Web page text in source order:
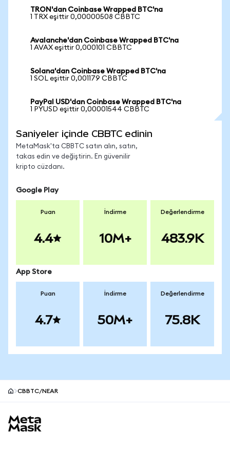
TRON'dan Coinbase Wrapped BTC'na
1 TRX eşittir 0,00000508 CBBTC
Avalanche'dan Coinbase Wrapped BTC'na
1 AVAX eşittir 0,000101 CBBTC
Solana'dan Coinbase Wrapped BTC'na
1 SOL eşittir 0,001179 CBBTC
PayPal USD'dan Coinbase Wrapped BTC'na
1 PYUSD eşittir 0,00001544 CBBTC
Saniyeler içinde CBBTC edinin
MetaMask'ta CBBTC satın alın, satın,
takas edin ve değiştirin. En güvenilir
kripto cüzdanı.
Google Play
Puan
4.4
İndirme
10M+
Değerlendirme
483.9K
App Store
Puan
4.7
İndirme
50M+
Değerlendirme
75.8K
CBBTC/NEAR